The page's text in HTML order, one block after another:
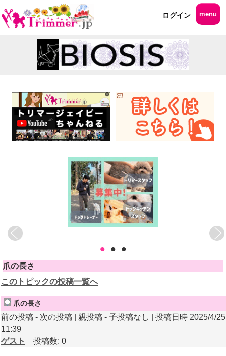
ログイン menu
• • •
爪の長さ
このトピックの投稿一覧へ
爪の長さ
前の投稿 - 次の投稿 | 親投稿 - 子投稿なし | 投稿日時 2025/4/25
11:39
ゲスト
投稿数: 0